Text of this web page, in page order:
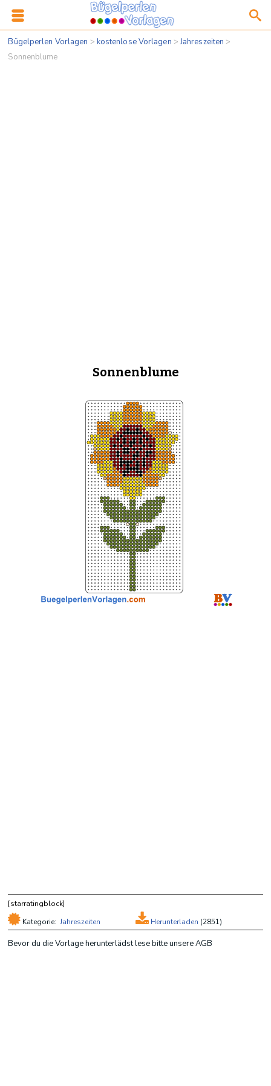
Bügelperlen Vorlagen > kostenlose Vorlagen >Jahreszeiten >
Sonnenblume
Sonnenblume
[starratingblock]
Herunterladen (2851)
Kategorie: Jahreszeiten
Bevor du die Vorlage herunterlädst lese bitte unsere AGB